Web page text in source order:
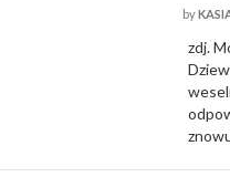
by
zdj.